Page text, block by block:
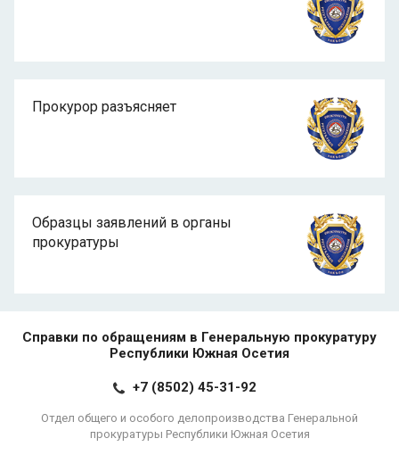
Прокурор разъясняет
Образцы заявлений в органы
прокуратуры
Справки по обращениям в Генеральную прокуратуру
Республики Южная Осетия
+7 (8502) 45-31-92
Отдел общего и особого делопроизводства Генеральной
прокуратуры Республики Южная Осетия